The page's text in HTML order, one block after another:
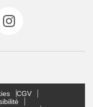
CGV